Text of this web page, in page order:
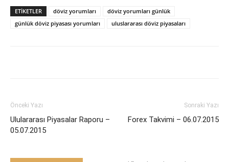
ETİKETLER döviz yorumları
döviz yorumları günlük
günlük döviz piyasası yorumları
uluslararası döviz piyasaları
Önceki Yazı
Ululararası Piyasalar Raporu –
05.07.2015
Sonraki Yazı
Forex Takvimi – 06.07.2015